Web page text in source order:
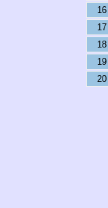
16
17
18
19
20